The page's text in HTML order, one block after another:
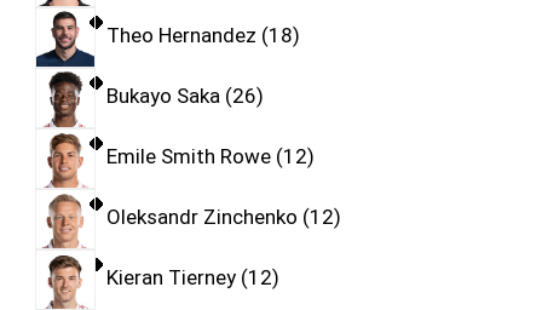
Theo Hernandez 18
Bukayo Saka 26
Emile Smith Rowe 12
Oleksandr Zinchenko 12
Kieran Tierney 12